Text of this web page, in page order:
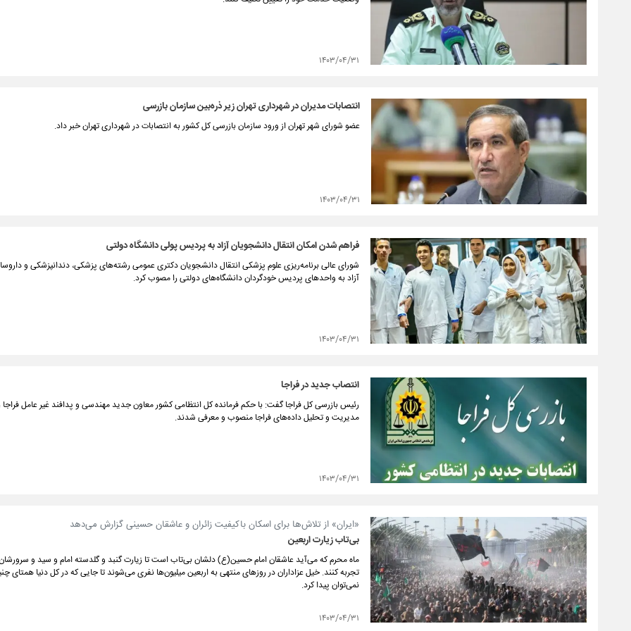
۱۴۰۳/۰۴/۳۱
انتصابات مدیران در شهرداری تهران زیر ذره‌بین سازمان بازرسی
عضو شورای شهر تهران از ورود سازمان بازرسی کل کشور به انتصابات در شهرداری تهران خبر داد.
۱۴۰۳/۰۴/۳۱
فراهم شدن امکان انتقال دانشجویان آزاد به پردیس پولی دانشگاه دولتی
شورای عالی برنامه‌ریزی علوم پزشکی انتقال دانشجویان دکتری عمومی رشته‌های پزشکی، دندانپزشکی و
آزاد به واحدهای پردیس خودگردان دانشگاه‌های دولتی را مصوب کرد.
۱۴۰۳/۰۴/۳۱
انتصاب جدید در فراجا
رئیس بازرسی کل فراجا گفت: با حکم فرمانده کل انتظامی کشور معاون جدید مهندسی و پدافند غیر عامل
مدیریت و تحلیل داده‌های فراجا منصوب و معرفی شدند.
۱۴۰۳/۰۴/۳۱
«ایران» از تلاش‌ها برای اسکان باکیفیت زائران و عاشقان حسینی گزارش می‌دهد
بی‌تاب زیارت اربعین
ماه محرم که می‌آید عاشقان امام حسین(ع) دلشان بی‌تاب است تا زیارت گنبد و گلدسته امام و سید و سرورشان
تجربه کنند. خیل عزاداران در روزهای منتهی به اربعین میلیون‌ها نفری می‌شوند تا جایی که در کل دنیا همتای
نمی‌توان پیدا کرد.
۱۴۰۳/۰۴/۳۱